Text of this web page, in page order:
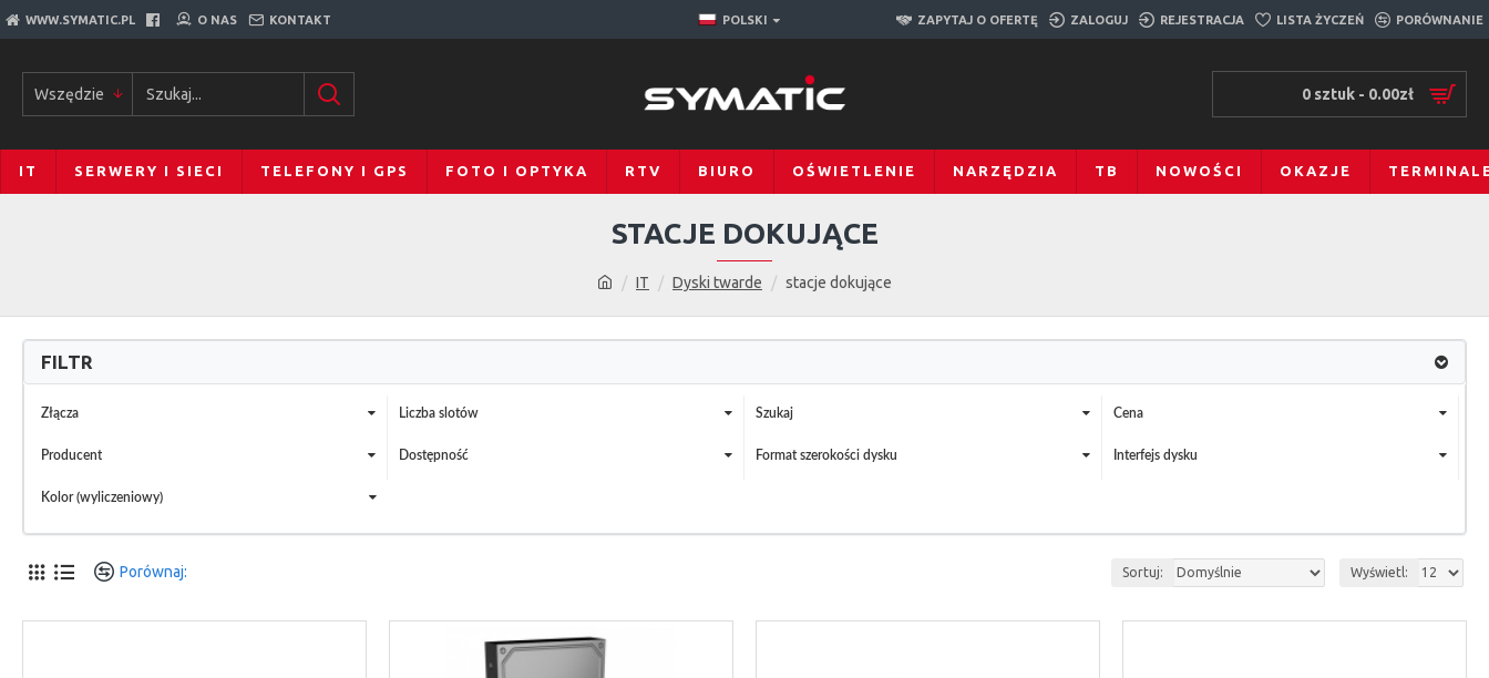
WWW.SYMATIC.PL O NAS KONTAKT POLSKI ZAPYTAJ O OFERTĘ ZALOGUJ REJESTRACJA LISTA ŻYCZEŃ PORÓWNANIE
Wszędzie 0 sztuk - 0.00zł
IT SERWERY I SIECI TELEFONY I GPS FOTO I OPTYKA RTV BIURO OŚWIETLENIE NARZĘDZIA TB NOWOŚCI OKAZJE
IT Dyski twarde stacje dokujące
STACJE DOKUJĄCE
FILTR
Złącza Liczba slotów Szukaj Cena
Producent Dostępność Format szerokości dysku Interfejs dysku
Kolor (wyliczeniowy)
Porównaj: Sortuj: Wyświetl: